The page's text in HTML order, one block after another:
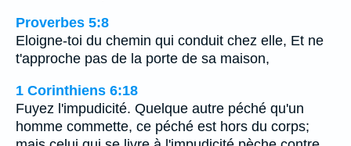
Proverbes 5:8
Eloigne-toi du chemin qui conduit chez elle, Et ne
t'approche pas de la porte de sa maison,
1 Corinthiens 6:18
Fuyez l'impudicité. Quelque autre péché qu'un
homme commette, ce péché est hors du corps;